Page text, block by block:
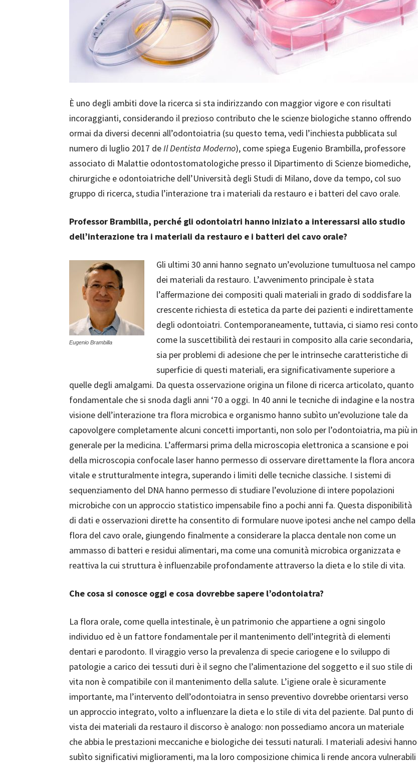
È uno degli ambiti dove la ricerca si sta indirizzando con maggior vigore e con risultati
incoraggianti, considerando il prezioso contributo che le scienze biologiche stanno offrendo
ormai da diversi decenni all’odontoiatria (su questo tema, vedi l’inchiesta pubblicata sul
numero di luglio 2017 deIl Dentista Moderno), come spiega Eugenio Brambilla, professore
associato di Malattie odontostomatologiche presso il Dipartimento di Scienze biomediche,
chirurgiche e odontoiatriche dell’Università degli Studi di Milano, dove da tempo, col suo
gruppo di ricerca, studia l’interazione tra i materiali da restauro e i batteri del cavo orale.
Professor Brambilla, perché gli odontoiatri hanno iniziato a interessarsi allo studio
dell’interazione tra i materiali da restauro e i batteri del cavo orale?
Eugenio Brambilla
Gli ultimi 30 anni hanno segnato un’evoluzione tumultuosa nel campo
dei materiali da restauro. L’avvenimento principale è stata
l’affermazione dei compositi quali materiali in grado di soddisfare la
crescente richiesta di estetica da parte dei pazienti e indirettamente
degli odontoiatri. Contemporaneamente, tuttavia, ci siamo resi conto
come la suscettibilità dei restauri in composito alla carie secondaria,
sia per problemi di adesione che per le intrinseche caratteristiche di
superficie di questi materiali, era significativamente superiore a
quelle degli amalgami. Da questa osservazione origina un filone di ricerca articolato, quanto
fondamentale che si snoda dagli anni ‘70 a oggi. In 40 anni le tecniche di indagine e la nostra
visione dell’interazione tra flora microbica e organismo hanno subìto un’evoluzione tale da
capovolgere completamente alcuni concetti importanti, non solo per l’odontoiatria, ma più in
generale per la medicina. L’affermarsi prima della microscopia elettronica a scansione e poi
della microscopia confocale laser hanno permesso di osservare direttamente la flora ancora
vitale e strutturalmente integra, superando i limiti delle tecniche classiche. I sistemi di
sequenziamento del DNA hanno permesso di studiare l’evoluzione di intere popolazioni
microbiche con un approccio statistico impensabile fino a pochi anni fa. Questa disponibilità
di dati e osservazioni dirette ha consentito di formulare nuove ipotesi anche nel campo della
flora del cavo orale, giungendo finalmente a considerare la placca dentale non come un
ammasso di batteri e residui alimentari, ma come una comunità microbica organizzata e
reattiva la cui struttura è influenzabile profondamente attraverso la dieta e lo stile di vita.
Che cosa si conosce oggi e cosa dovrebbe sapere l’odontoiatra?
La flora orale, come quella intestinale, è un patrimonio che appartiene a ogni singolo
individuo ed è un fattore fondamentale per il mantenimento dell’integrità di elementi
dentari e parodonto. Il viraggio verso la prevalenza di specie cariogene e lo sviluppo di
patologie a carico dei tessuti duri è il segno che l’alimentazione del soggetto e il suo stile di
vita non è compatibile con il mantenimento della salute. L’igiene orale è sicuramente
importante, ma l’intervento dell’odontoiatra in senso preventivo dovrebbe orientarsi verso
un approccio integrato, volto a influenzare la dieta e lo stile di vita del paziente. Dal punto di
vista dei materiali da restauro il discorso è analogo: non possediamo ancora un materiale
che abbia le prestazioni meccaniche e biologiche dei tessuti naturali. I materiali adesivi hanno
subìto significativi miglioramenti, ma la loro composizione chimica li rende ancora vulnerabili